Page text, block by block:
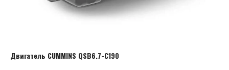
Двигатель CUMMINS QSB6.7-C190